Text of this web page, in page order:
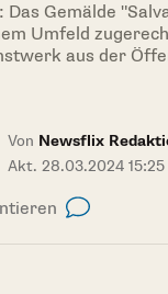
Gemälde
Umfeld
aus der
Von Newsflix
Akt. 28.03.2024